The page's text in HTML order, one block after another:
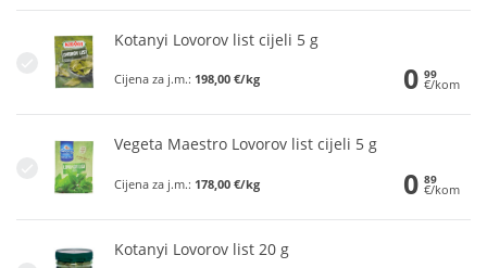
Kotanyi Lovorov list cijeli 5 g
Cijena za j.m.: 198,00 €/kg 0 99
€/kom
Vegeta Maestro Lovorov list cijeli 5 g
Cijena za j.m.: 178,00 €/kg 0 89
€/kom
Kotanyi Lovorov list 20 g